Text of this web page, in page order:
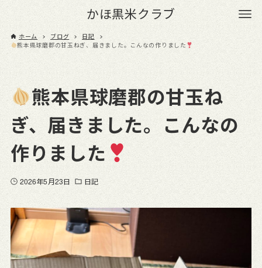
かほ黒米クラブ
ホーム ブログ
日記
熊本県球磨郡の甘玉ねぎ、届きました。こんなの作りました
熊本県球磨郡の甘玉ね
ぎ、届きました。こんなの
作りました
2026年5月23日 日記